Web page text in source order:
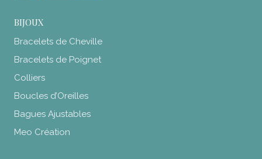
BIJOUX
Bracelets de Cheville
Bracelets de Poignet
Colliers
Boucles d’Oreilles
Bagues Ajustables
Meo Création